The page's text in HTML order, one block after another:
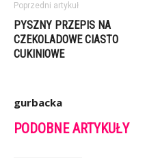
Poprzedni artykuł
PYSZNY PRZEPIS NA
CZEKOLADOWE CIASTO
CUKINIOWE
gurbacka
PODOBNE ARTYKUŁY